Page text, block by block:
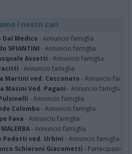
i nostri cari
Dal Medico - Annuncio famiglia
SPIANTINI - Annuncio famiglia
Assetti - Annuncio famiglia
- Annuncio famiglia
Martini ved. Cecconato - Annuncio famiglia
Masini Ved. Pagani - Annuncio famiglia
- Annuncio famiglia
Colombo - Annuncio famiglia
Fava - Annuncio famiglia
- Annuncio famiglia
Pedotti ved. Urbini - Annuncio famiglia
Schieroni Giacometti - Partecipazione